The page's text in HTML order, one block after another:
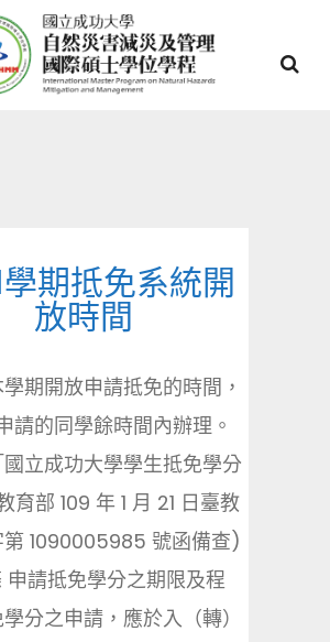
學期抵免系統開
放時間
期開放申請抵免的時間，
請的同學餘時間內辦理。
國立成功大學學生抵免學分
育部 109 年 1 月 21 日臺教
1090005985 號函備查)
申請抵免學分之期限及程
分之申請，應於入（轉）